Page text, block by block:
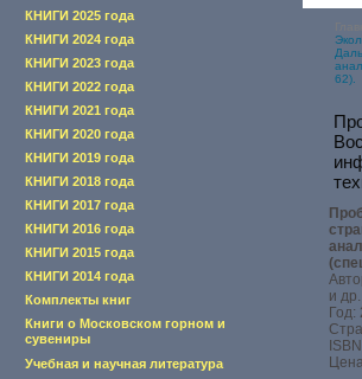
КНИГИ 2025 года
КНИГИ 2024 года
КНИГИ 2023 года
КНИГИ 2022 года
КНИГИ 2021 года
КНИГИ 2020 года
КНИГИ 2019 года
КНИГИ 2018 года
КНИГИ 2017 года
КНИГИ 2016 года
КНИГИ 2015 года
КНИГИ 2014 года
Комплекты книг
Книги о Московском горном и
сувениры
Учебная и научная литература
62).
и др.
Год: